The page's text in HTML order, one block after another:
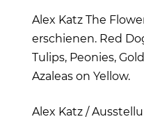
Alex Katz The
erschienen. Red
Tulips, Peonies,
Azaleas on Yellow.
Alex Katz /